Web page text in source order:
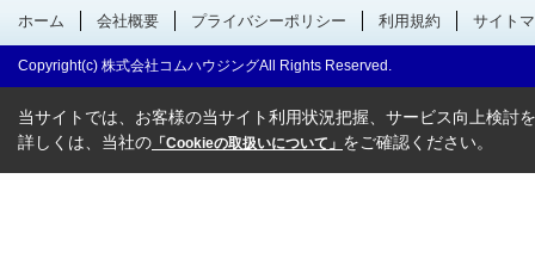
ホーム 会社概要 プライバシーポリシー 利用規約 サイト
Copyright(c) 株式会社コムハウジングAll Rights Reserved.
当サイトでは、お客様の当サイト利用状況把握、サービス向上検討
詳しくは、当社の 「Cookieの取扱いについて」 をご確認ください。